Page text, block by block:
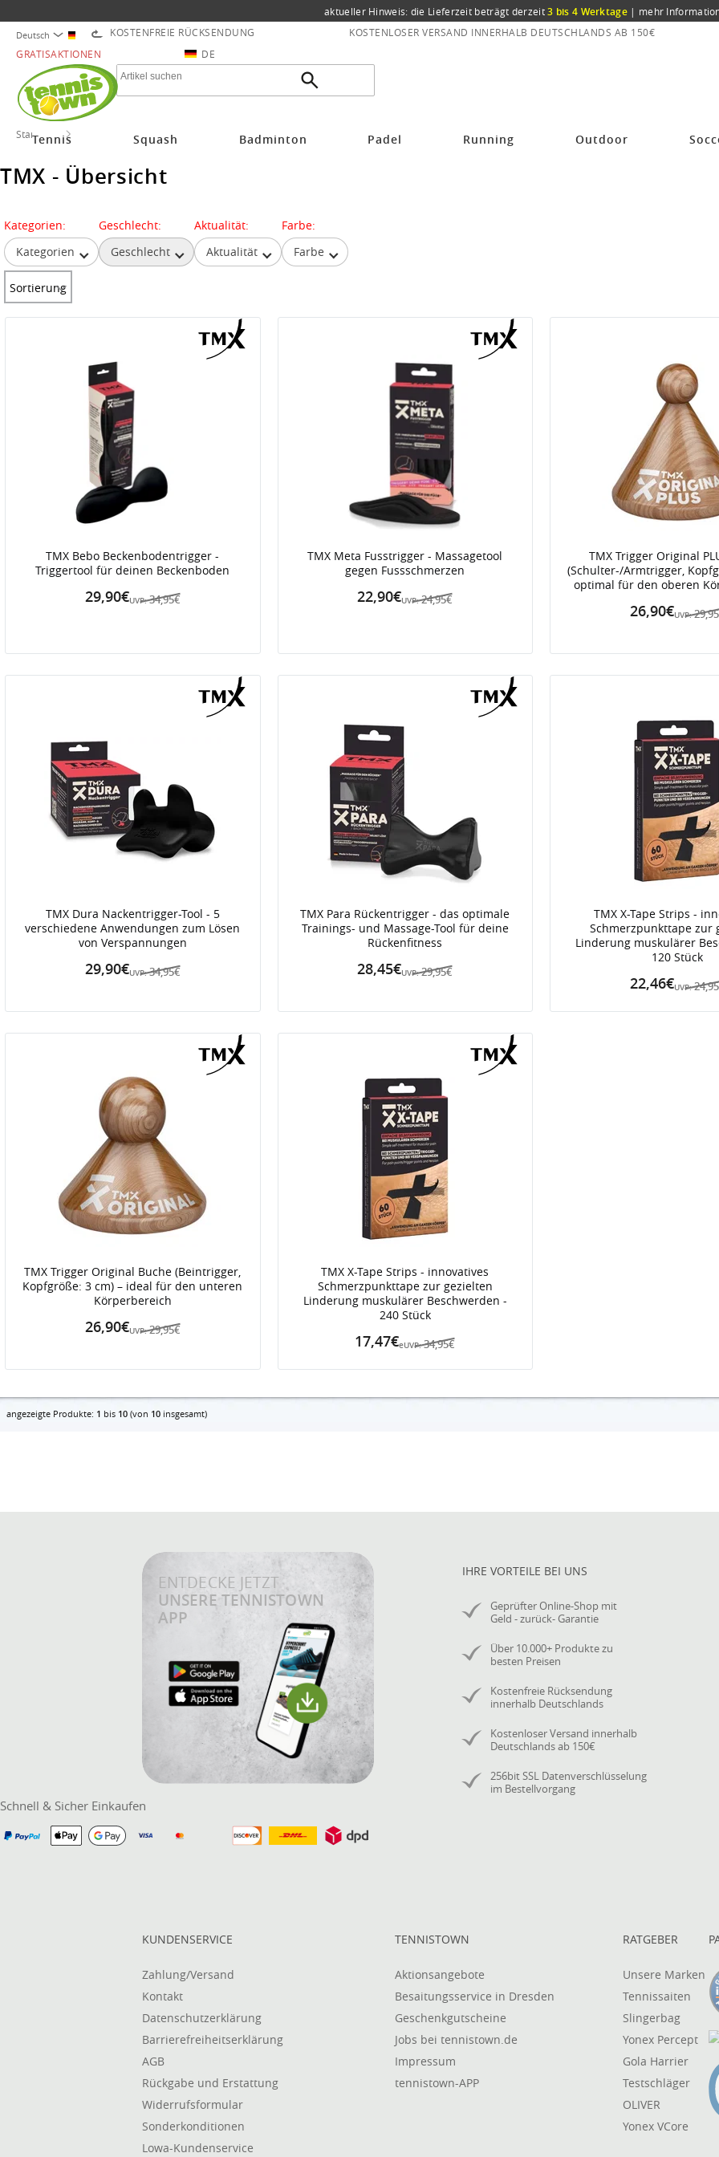
aktueller Hinweis: die Lieferzeit beträgt derzeit3 bis 4 Werktage | mehr
Deutsch KOSTENFREIE RÜCKSENDUNG
KOSTENLOSER VERSAND INNERHALB DEUTSCHLANDS AB 150€
GRATISAKTIONEN
DE
Tennis Squash Badminton Padel Running Outdoor
Startseite
TMX - Übersicht
Kategorien:
Kategorien
Geschlecht:
Geschlecht
Aktualität:
Aktualität
Farbe:
Farbe
Sortierung
TMX Bebo Beckenbodentrigger -
Triggertool für deinen Beckenboden
UVP: 34,95€
29,90€
TMX Meta Fusstrigger - Massagetool
gegen Fussschmerzen
UVP: 24,95€
22,90€
TMX Trigger Original
(Schulter-/Armtrigger,
optimal für den oberen
UVP:
26,90€
TMX Dura Nackentrigger-Tool - 5
verschiedene Anwendungen zum Lösen
von Verspannungen
UVP: 34,95€
29,90€
TMX Para Rückentrigger - das optimale
Trainings- und Massage-Tool für deine
Rückenfitness
UVP: 29,95€
28,45€
TMX X-Tape Strips -
Schmerzpunkttape zur
Linderung muskulärer
120 Stück
UVP:
22,46€
TMX Trigger Original Buche (Beintrigger,
Kopfgröße: 3 cm) – ideal für den unteren
Körperbereich
UVP: 29,95€
26,90€
TMX X-Tape Strips - innovatives
Schmerzpunkttape zur gezielten
Linderung muskulärer Beschwerden -
240 Stück
eUVP: 34,95€
17,47€
angezeigte Produkte: 1 bis 10 (von 10 insgesamt)
ENTDECKE JETZT
UNSERE TENNISTOWN
APP
IHRE VORTEILE BEI UNS
Geprüfter Online-Shop mit
Geld - zurück- Garantie
Über 10.000+ Produkte zu
besten Preisen
Kostenfreie Rücksendung
innerhalb Deutschlands
Kostenloser Versand innerhalb
Deutschlands ab 150€
256bit SSL Datenverschlüsselung
im Bestellvorgang
Schnell & Sicher Einkaufen
KUNDENSERVICE
Zahlung/Versand
Kontakt
Datenschutzerklärung
Barrierefreiheitserklärung
AGB
Rückgabe und Erstattung
Widerrufsformular
Sonderkonditionen
Lowa-Kundenservice
TENNISTOWN
Aktionsangebote
Besaitungsservice in Dresden
Geschenkgutscheine
Jobs bei tennistown.de
Impressum
tennistown-APP
RATGEBER
Unsere Marken
Tennissaiten
Slingerbag
Yonex Percept
Gola Harrier
Testschläger
OLIVER
Yonex VCore